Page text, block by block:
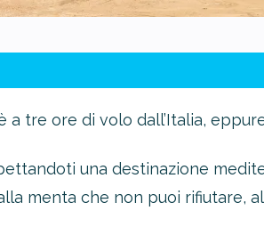
a tre ore di volo dall’Italia,
una destinazione
menta che non puoi rifiutare,